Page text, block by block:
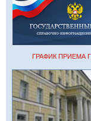
ГРАФИК ПРИЕМА